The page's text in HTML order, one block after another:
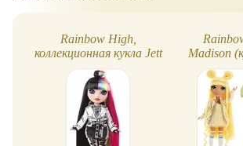
Rainbow High,
коллекционная кукла Jett
Dawson Art of Fashion
Madison